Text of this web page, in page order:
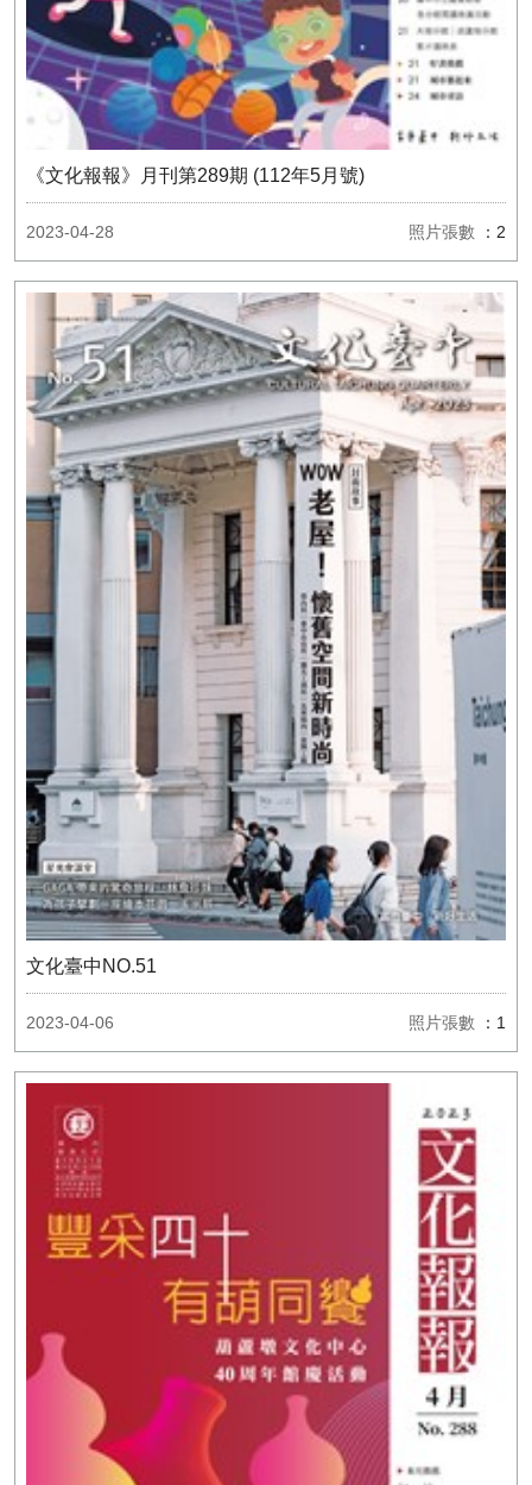
《文化報報》月刊第289期 (112年5月號)
2023-04-28 照片張數 ：2
文化臺中NO.51
2023-04-06 照片張數 ：1